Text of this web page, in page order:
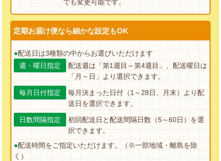
でも変更可能です。
定期お届け便なら細かな設定もOK
●配送日は3種類の中からお選びいただけます
週・曜日指定
配送週は「第1週目～第4週目」、配送曜日は
「月～日」より選択できます。
毎月日付指定
毎月決まった日付（1～28日、月末）より配
送日を選択できます。
日数間隔指定
初回配送日と配送間隔日数（5～60日）を選
択できます。
●配送時間をご指定いただけます。（※一部地域・離島を除
く）